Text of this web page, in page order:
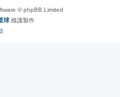
© phpBB Limited
球 維護製作